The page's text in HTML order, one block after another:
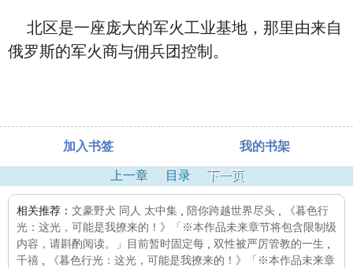
北区是一座庞大的军火工业基地，那里由来自
俄罗斯的军火商与佣兵团控制。
加入书签 我的书架
上一章 目录 下一页
相关推荐： 文豪野犬 同人 太中集 陪你跨越世界尽头
《暮色行
光：这光，可能是我撩来的！》「※本作品未来章节将包含限制级
内容，请斟酌阅读。」目前暂时固定每
双性被严厉管教的一生
千禧
《暮色行光：这光，可能是我撩来的！》「※本作品未来章